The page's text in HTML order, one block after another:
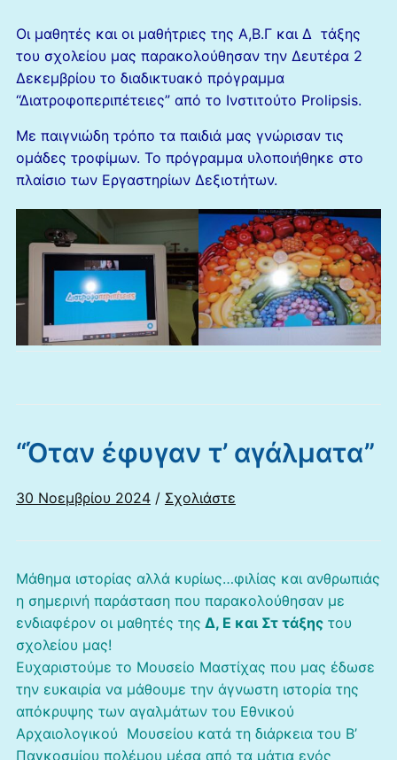
Οι μαθητές και οι μαθήτριες της Α,Β.Γ και Δ τάξης
του σχολείου μας παρακολούθησαν την Δευτέρα 2
Δεκεμβρίου το διαδικτυακό πρόγραμμα
“Διατροφοπεριπέτειες” από το Ινστιτούτο Prolipsis.
Με παιγνιώδη τρόπο τα παιδιά μας γνώρισαν τις
ομάδες τροφίμων. Το πρόγραμμα υλοποιήθηκε στο
πλαίσιο των Εργαστηρίων Δεξιοτήτων.
“Όταν έφυγαν τ’ αγάλματα”
30 Νοεμβρίου 2024 / Σχολιάστε
Μάθημα ιστορίας αλλά κυρίως…φιλίας και ανθρωπιάς
η σημερινή παράσταση που παρακολούθησαν με
ενδιαφέρον οι μαθητές της Δ, Ε και Στ τάξηςτου
σχολείου μας!
Ευχαριστούμε το Μουσείο Μαστίχας που μας έδωσε
την ευκαιρία να μάθουμε την άγνωστη ιστορία της
απόκρυψης των αγαλμάτων του Εθνικού
Αρχαιολογικού Μουσείου κατά τη διάρκεια του Β’
Παγκοσμίου πολέμου μέσα από τα μάτια ενός